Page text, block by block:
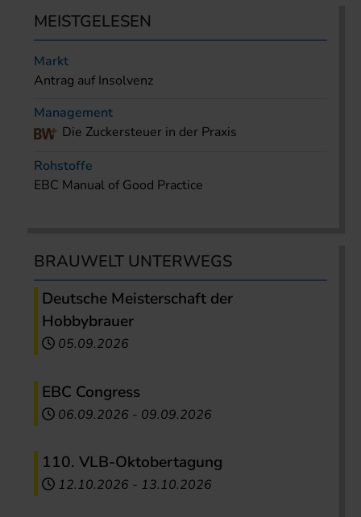
MEISTGELESEN
Markt
Antrag auf Insolvenz
Management
Die Zuckersteuer in der Praxis
Rohstoffe
EBC Manual of Good Practice
BRAUWELT UNTERWEGS
Deutsche Meisterschaft der
Hobbybrauer
05.09.2026
EBC Congress
06.09.2026 - 09.09.2026
110. VLB-Oktobertagung
12.10.2026 - 13.10.2026